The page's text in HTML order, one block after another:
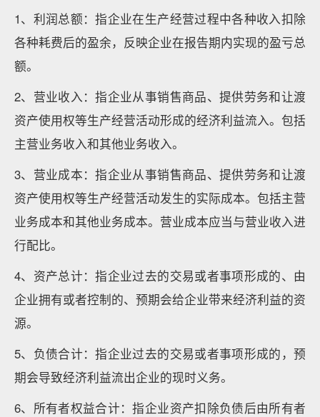
1、利润总额：指企业在生产经营过程中各种收入扣除
各种耗费后的盈余，反映企业在报告期内实现的盈亏总
额。
2、营业收入：指企业从事销售商品、提供劳务和让渡
资产使用权等生产经营活动形成的经济利益流入。包括
主营业务收入和其他业务收入。
3、营业成本：指企业从事销售商品、提供劳务和让渡
资产使用权等生产经营活动发生的实际成本。包括主营
业务成本和其他业务成本。营业成本应当与营业收入进
行配比。
4、资产总计：指企业过去的交易或者事项形成的、由
企业拥有或者控制的、预期会给企业带来经济利益的资
源。
5、负债合计：指企业过去的交易或者事项形成的，预
期会导致经济利益流出企业的现时义务。
6、所有者权益合计：指企业资产扣除负债后由所有者